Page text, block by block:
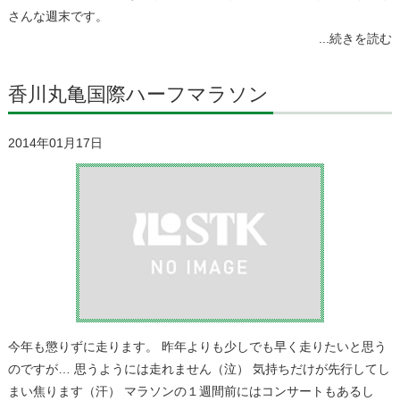
さんな週末です。
...続きを読む
香川丸亀国際ハーフマラソン
2014年01月17日
今年も懲りずに走ります。 昨年よりも少しでも早く走りたいと思う
のですが… 思うようには走れません（泣） 気持ちだけが先行してし
まい焦ります（汗） マラソンの１週間前にはコンサートもあるし